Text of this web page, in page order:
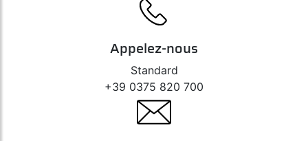
Appelez-nous
Standard
+39 0375 820 700